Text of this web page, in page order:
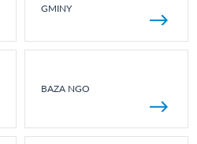
GMINY
BAZA NGO